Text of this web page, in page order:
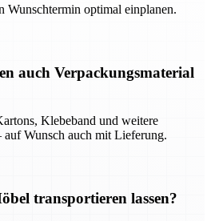
Wunschtermin optimal einplanen.
auch Verpackungsmaterial
Klebeband und weitere
Wunsch auch mit Lieferung.
transportieren lassen?